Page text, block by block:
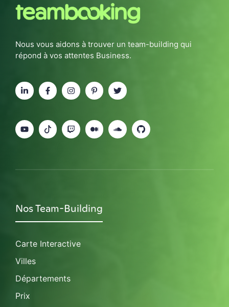
Nous vous aidons à trouver un team-building qui
répond à vos attentes Business.
Nos Team-Building
Carte Interactive
Villes
Départements
Prix